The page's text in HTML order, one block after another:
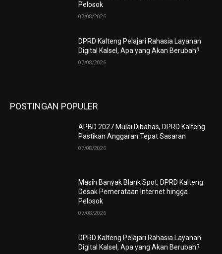
Pelosok
07/08/2026
DPRD Kalteng Pelajari Rahasia Layanan
Digital Kalsel, Apa yang Akan Berubah?
07/08/2026
POSTINGAN POPULER
APBD 2027 Mulai Dibahas, DPRD Kalteng
Pastikan Anggaran Tepat Sasaran
07/08/2026
Masih Banyak Blank Spot, DPRD Kalteng
Desak Pemerataan Internet hingga
Pelosok
07/08/2026
DPRD Kalteng Pelajari Rahasia Layanan
Digital Kalsel, Apa yang Akan Berubah?